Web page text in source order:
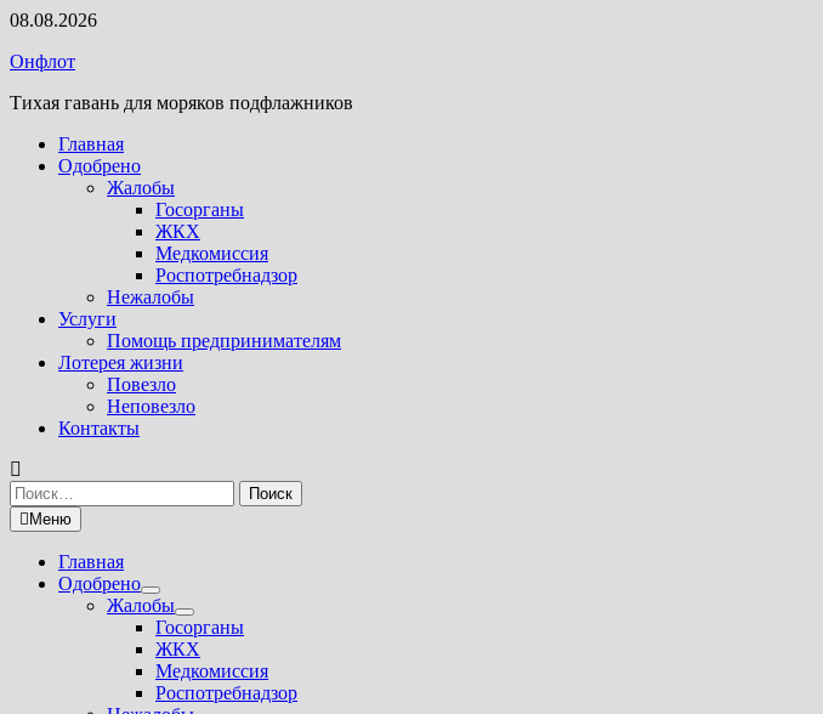
Перейти
содержимому
08.08.2026
Онфлот
Тихая гавань для моряков подфлажников
Главная
Одобрено
Жалобы
Госорганы
ЖКХ
Медкомиссия
Роспотребнадзор
Нежалобы
Услуги
Помощь предпринимателям
Лотерея жизни
Повезло
Неповезло
Контакты
Найти:
Меню
Главная
Одобрено
Показать
подменю
Жалобы
Показать
подменю
Госорганы
ЖКХ
Медкомиссия
Роспотребнадзор